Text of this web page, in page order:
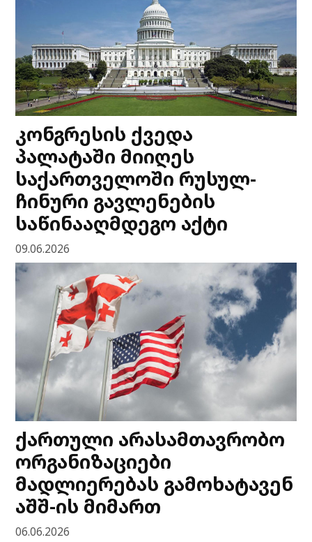
კონგრესის ქვედა
პალატაში მიიღეს
საქართველოში რუსულ-
ჩინური გავლენების
საწინააღმდეგო აქტი
09.06.2026
ქართული არასამთავრობო
ორგანიზაციები
მადლიერებას გამოხატავენ
აშშ-ის მიმართ
06.06.2026